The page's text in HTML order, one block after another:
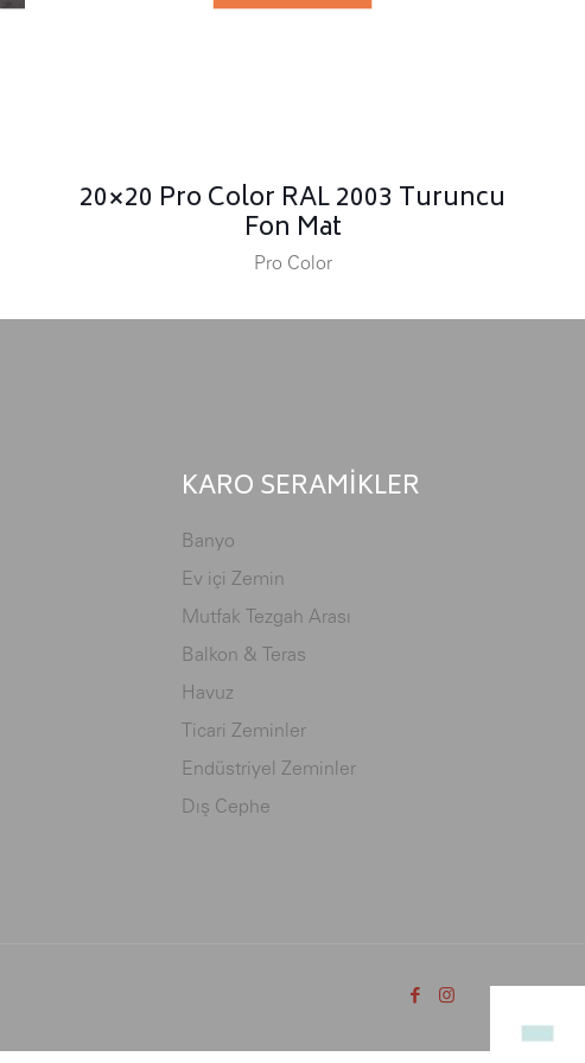
20×20 Pro Color RAL 2003 Turuncu
Fon Mat
Pro Color
KARO SERAMİKLER
Banyo
Ev içi Zemin
Mutfak Tezgah Arası
Balkon & Teras
Havuz
Ticari Zeminler
Endüstriyel Zeminler
Dış Cephe